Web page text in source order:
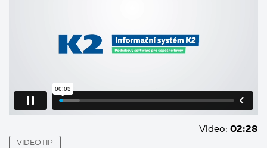
Video: 02:28
VIDEOTIP